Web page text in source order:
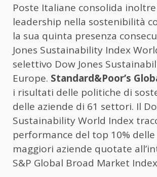
Poste Italiane consolida
leadership nella sostenibilità
la sua quinta presenza
Jones Sustainability Index
selettivo Dow Jones
Europe. Standard&Poor’s
i risultati delle politiche di
delle aziende di 61 settori. Il
Sustainability World Index
performance del top 10% delle
maggiori aziende quotate
S&P Global Broad Market